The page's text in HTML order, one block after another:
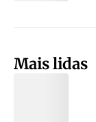
Mais lidas